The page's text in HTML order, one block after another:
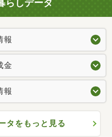
らしデータ
報
金
報
タをもっと見る